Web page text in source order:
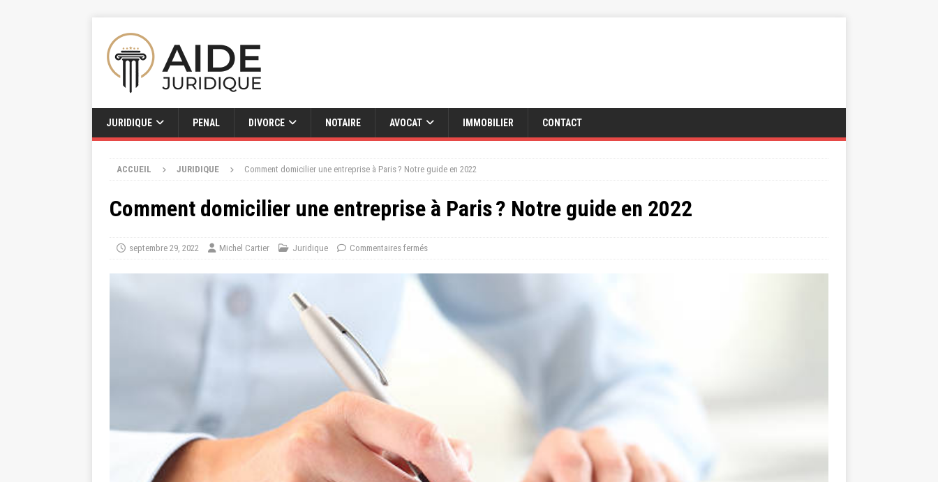
JURIDIQUE PENAL DIVORCE NOTAIRE AVOCAT IMMOBILIER CONTACT
ACCUEIL JURIDIQUE Comment domicilier une entreprise à Paris ? Notre guide en 2022
Comment domicilier une entreprise à Paris ? Notre guide en 2022
septembre 29, 2022 Michel Cartier Juridique Commentaires fermés